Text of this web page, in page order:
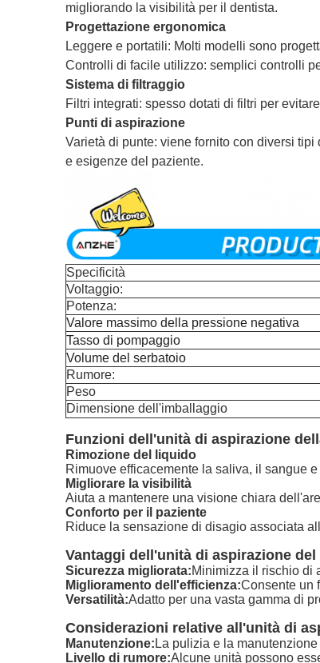
migliorando la visibilità per il dentista.
Progettazione ergonomica
Leggere e portatili: Molti modelli sono
Controlli di facile utilizzo: semplici controlli
Sistema di filtraggio
Filtri integrati: spesso dotati di filtri per
Punti di aspirazione
Varietà di punte: viene fornito con diversi
e esigenze del paziente.
Specificità
Voltaggio:
Potenza:
Valore massimo della pressione negativa
Tasso di pompaggio
Volume del serbatoio
Rumore:
Peso
Dimensione dell'imballaggio
Funzioni dell'unità di aspirazione
Rimozione del liquido
Rimuove efficacemente la saliva, il sangue
Migliorare la visibilità
Aiuta a mantenere una visione chiara
Conforto per il paziente
Riduce la sensazione di disagio associata
Vantaggi dell'unità di aspirazione
Sicurezza migliorata:Minimizza il rischio di
Miglioramento dell'efficienza:Consente un
Versatilità:Adatto per una vasta gamma di
Considerazioni relative all'unità di
Manutenzione: La pulizia e la
Livello di rumore:Alcune unità possono